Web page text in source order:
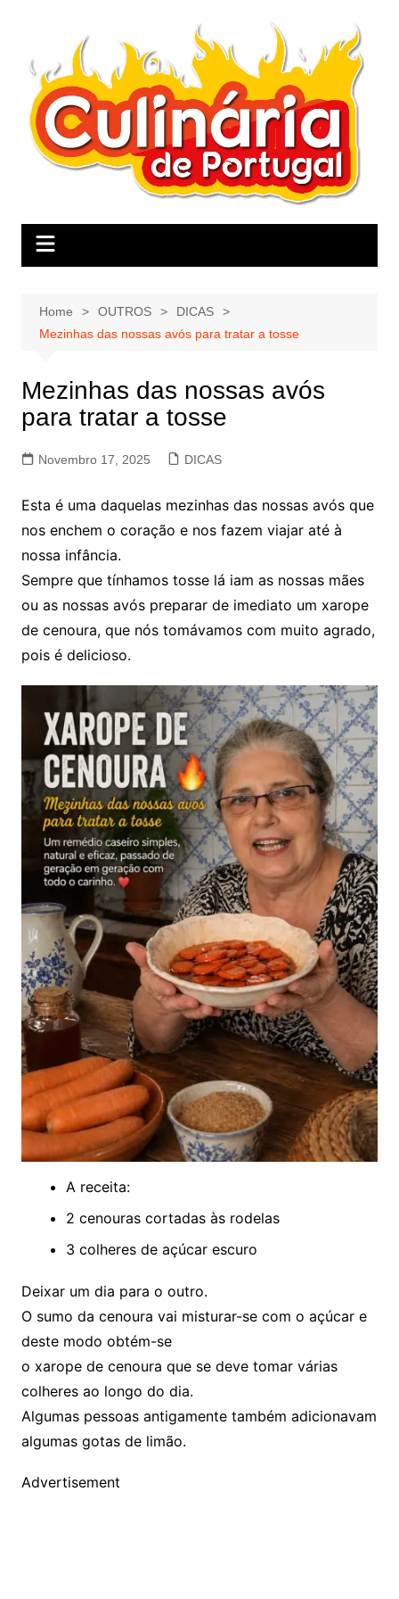
Home OUTROS
DICAS
Mezinhas das nossas avós para tratar a tosse
Mezinhas das nossas avós
para tratar a tosse
Novembro 17, 2025 DICAS
Esta é uma daquelas mezinhas das nossas avós que
nos enchem o coração e nos fazem viajar até à
nossa infância.
Sempre que tínhamos tosse lá iam as nossas mães
ou as nossas avós preparar de imediato um xarope
de cenoura, que nós tomávamos com muito agrado,
pois é delicioso.
A receita:
2 cenouras cortadas às rodelas
3 colheres de açúcar escuro
Deixar um dia para o outro.
O sumo da cenoura vai misturar-se com o açúcar e
deste modo obtém-se
o xarope de cenoura que se deve tomar várias
colheres ao longo do dia.
Algumas pessoas antigamente também adicionavam
algumas gotas de limão.
Advertisement